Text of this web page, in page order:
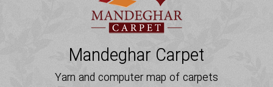
Mandeghar Carpet
Yarn and computer map of carpets